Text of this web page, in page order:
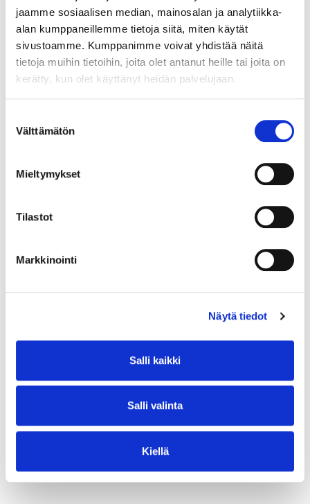
jaamme sosiaalisen median, mainosalan ja analytiikka-
alan kumppaneillemme tietoja siitä, miten käytät
sivustoamme. Kumppanimme voivat yhdistää näitä
tietoja muihin tietoihin, joita olet antanut heille tai joita on
kerätty, kun olet käyttänyt heidän palvelujaan.
valinta
Välttämätön
Mieltymykset
Tilastot
Markkinointi
Näytä tiedot
Salli kaikki
Salli valinta
Kiellä
koulussa tällä hetkellä, muitakin mahdollisuuksia
on. Tästä lisätietoja Kehittämistehtävä-moduulissa.
Halutessasi saat myös ohjausta kehittämistehtävän
tekemiseen Aura Pihalta.
Tämän kurssin jälkeen:
Ymmärrät, mitä kaikkea ilmastonmuutos
ilmiönä pitää sisällään.
tulevaisuuslukutaito pitävät sisällään.
Saat ideoita ja ajatuksia, kuinka tulevaisuuden
Ymmärrät, miksi tunne- ja
Pinja Sipari
Ympäristökasvatuksen asiantuntija
Biologian ja maantiedon opettajien liitto BMOL Ry